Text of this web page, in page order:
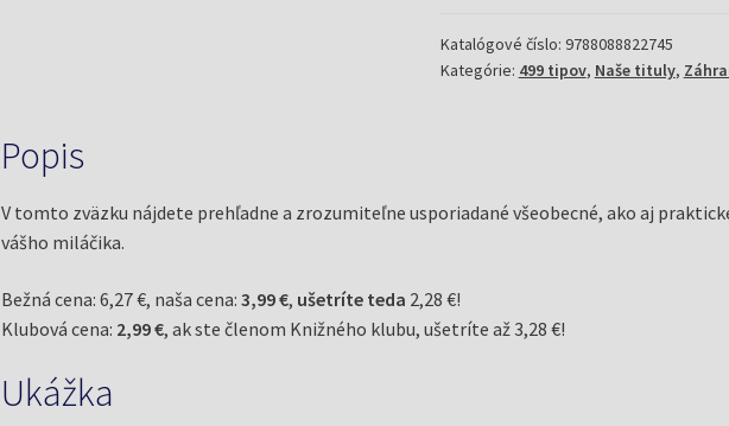
milovníkov
mačiek
Katalógové číslo: 9788088822745
Kategórie: 499 tipov, Naše tituly,
Popis
V tomto zväzku nájdete prehľadne a zrozumiteľne usporiadané všeobecné, ako aj
vášho miláčika.
Bežná cena: 6,27 €, naša cena: 3,99 €, ušetríte teda 2,28 €!
Klubová cena: 2,99 €, ak ste členom Knižného klubu, ušetríte až 3,28 €!
Ukážka